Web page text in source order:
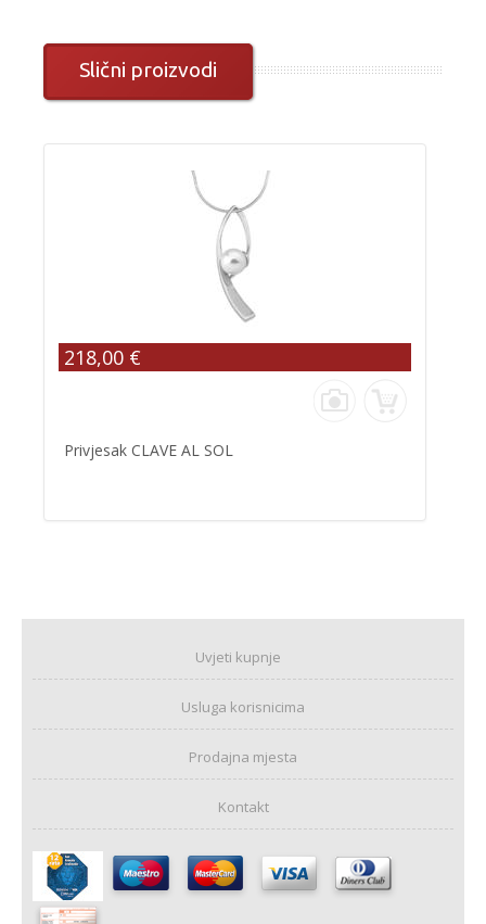
Slični proizvodi
218,00 €
Privjesak CLAVE AL SOL
Uvjeti kupnje
Usluga korisnicima
Prodajna mjesta
Kontakt